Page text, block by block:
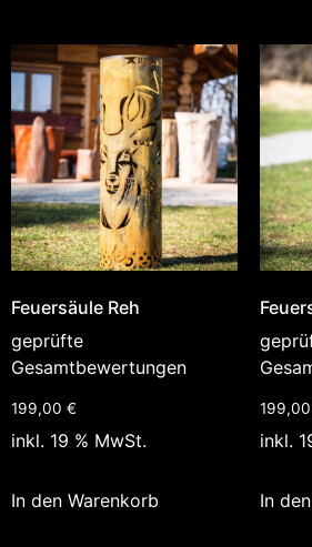
Feuersäule Reh
geprüfte
Gesamtbewertungen
199,00 €
inkl. 19 % MwSt.
In den Warenkorb
199,00
inkl.
In